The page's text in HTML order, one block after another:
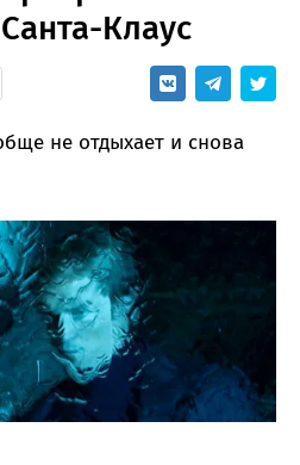
Клаус
не отдыхает и снова